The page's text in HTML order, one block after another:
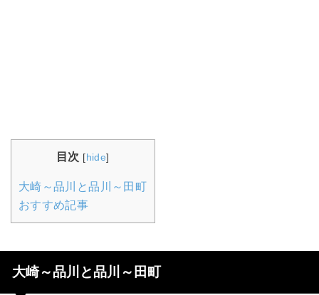
目次 [hide]
大崎～品川と品川～田町
おすすめ記事
大崎～品川と品川～田町